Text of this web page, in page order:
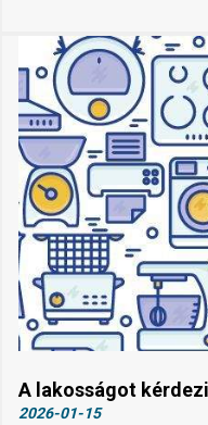
A lakosságot
2026-01-15